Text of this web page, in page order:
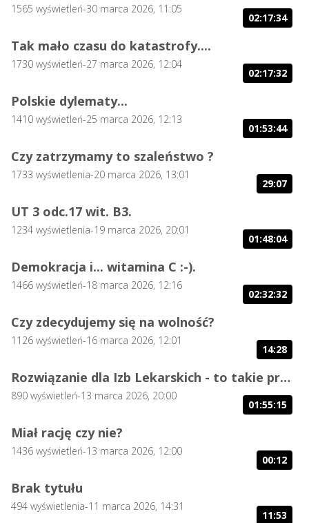
1565 wyświetleń-30 marca 2026, 11:05
02:17:34
Tak mało czasu do katastrofy....
1730 wyświetleń-27 marca 2026, 12:04
02:17:32
Polskie dylematy...
1410 wyświetleń-25 marca 2026, 12:13
01:53:44
Czy zatrzymamy to szaleństwo ?
1733 wyświetlenia-20 marca 2026, 13:01
29:07
UT 3 odc.17 wit. B3.
1234 wyświetlenia-19 marca 2026, 20:01
01:48:04
Demokracja i... witamina C :-).
1466 wyświetleń-18 marca 2026, 12:16
02:32:32
Czy zdecydujemy się na wolność?
1126 wyświetleń-16 marca 2026, 12:01
14:28
Rozwiązanie dla Izb Lekarskich - to takie proste.
890 wyświetleń-13 marca 2026, 20:00
01:55:15
Miał rację czy nie?
1436 wyświetleń-13 marca 2026, 12:00
00:12
Brak tytułu
494 wyświetlenia-11 marca 2026, 14:31
11:53